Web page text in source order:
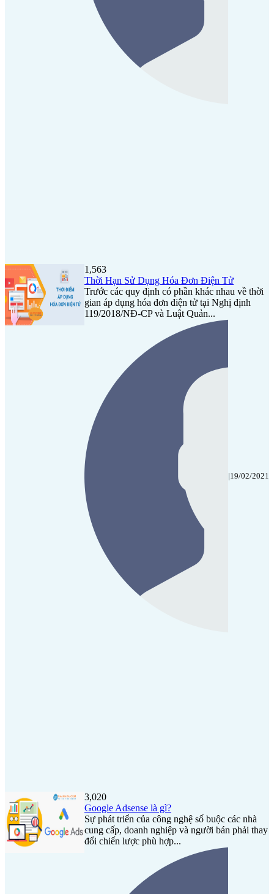
1,563
Thời Hạn Sử Dụng Hóa Đơn Điện Tử
Trước các quy định có phần khác nhau về thời
gian áp dụng hóa đơn điện tử tại Nghị định
119/2018/NĐ-CP và Luật Quản...
|19/02/2021
3,020
Google Adsense là gì?
Sự phát triển của công nghệ số buộc các nhà
cung cấp, doanh nghiệp và người bán phải thay
đổi chiến lược phù hợp...